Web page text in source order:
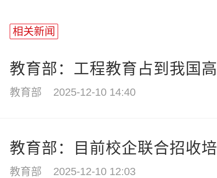
相关新闻
教育部：工程教育占到我国
教育部 2025-12-10 14:40
教育部：目前校企联合招收
教育部 2025-12-10 12:03